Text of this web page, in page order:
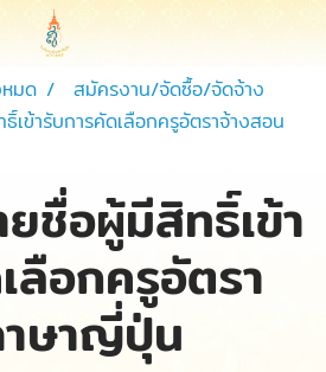
มด
สมัครงาน/จัดซื้อ/จัดจ้าง
เข้ารับการคัดเลือกครูอัตราจ้างสอน
ยชื่อผู้มีสิทธิ์เข้า
ลือกครูอัตรา
ษาญี่ปุ่น